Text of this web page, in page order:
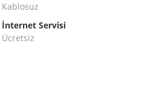
Kablosuz
İnternet Servisi
Ücretsiz